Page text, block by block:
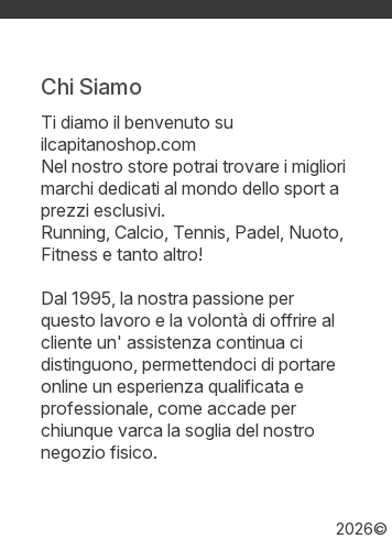
Chi Siamo
Ti diamo il benvenuto su
ilcapitanoshop.com
Nel nostro store potrai trovare i migliori
marchi dedicati al mondo dello sport a
prezzi esclusivi.
Running, Calcio, Tennis, Padel, Nuoto,
Fitness e tanto altro!
Dal 1995, la nostra passione per
questo lavoro e la volontà di offrire al
cliente un' assistenza continua ci
distinguono, permettendoci di portare
online un esperienza qualificata e
professionale, come accade per
chiunque varca la soglia del nostro
negozio fisico.
2026©